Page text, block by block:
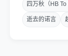
兄弟姐妹不
四万秋（HB To
逝去的诺言